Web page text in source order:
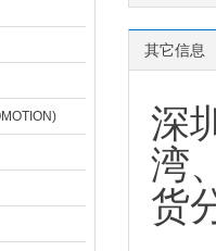
其它信息
深
湾
货